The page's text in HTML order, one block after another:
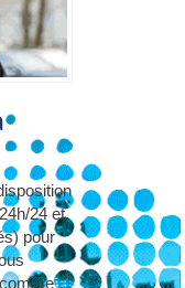
24 et
pour